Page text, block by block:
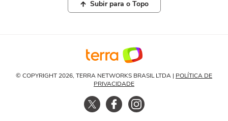
Subir para o Topo
© COPYRIGHT 2026, TERRA NETWORKS BRASIL LTDA | POLÍTICA DE
PRIVACIDADE